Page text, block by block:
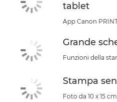
tablet
App Canon
Grande
Funzioni della
Stampa
Foto da 10 x 15